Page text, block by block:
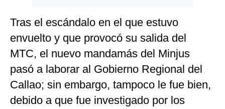
Tras el escándalo en el que estuvo
envuelto y que provocó su salida del
MTC, el nuevo mandamás del Minjus
pasó a laborar al Gobierno Regional del
Callao; sin embargo, tampoco le fue bien,
debido a que fue investigado por los